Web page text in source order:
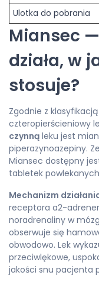
Ulotka do pobrania
Miansec
działa, w
stosuje?
Zgodnie z
czteropierścieniowy
czynną leku jest
piperazynoazepiny.
Miansec dostępny
tabletek
Mechanizm
receptora a2-
noradrenaliny w
obserwuje się
obwodowo. Lek
przeciwlękowe,
jakości snu pacjenta